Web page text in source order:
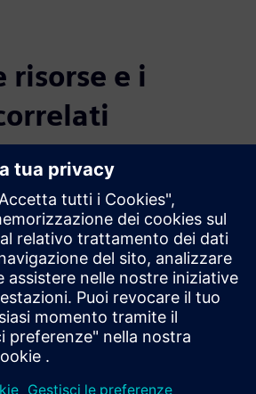
risorse e i
risorse aggiuntive
funzionalità Insight Hub